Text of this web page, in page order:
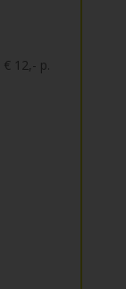
€ 12,- p.